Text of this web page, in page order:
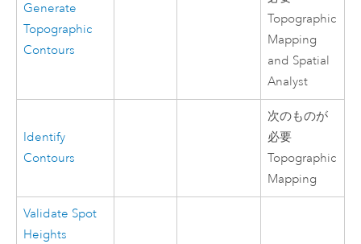
Generate
Topographic
Contours
Topographic
Mapping
and Spatial
Analyst
Identify
Contours
次のものが
必要
Topographic
Mapping
Validate Spot
Heights